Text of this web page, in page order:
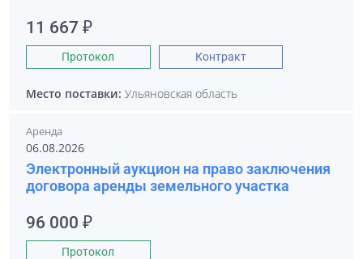
11 667 ₽
Протокол Контракт
Место поставки: Ульяновская область
Аренда
06.08.2026
Электронный аукцион на право заключения
договора аренды земельного участка
96 000 ₽
Протокол